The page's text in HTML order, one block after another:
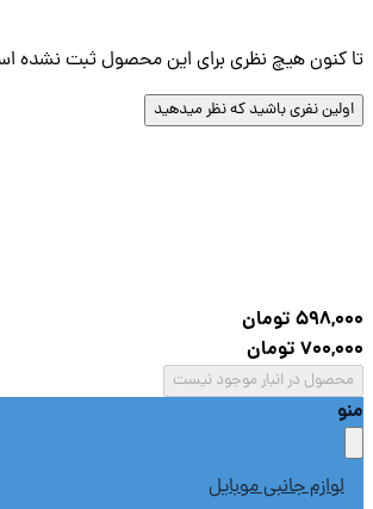
کنون هیچ نظری برای این محصول ثبت نشده است.
نفری باشید که نظر میدهید
تومان
تومان
در انبار موجود نیست
لوازم جانبی موبایل